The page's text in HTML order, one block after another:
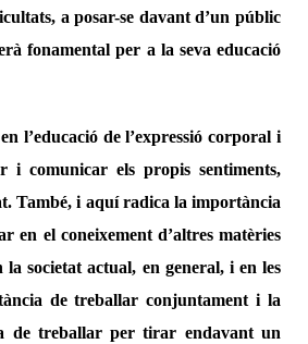
a posar-se davant d’un públic
fonamental per a la seva educació
l’educació de l’expressió corporal i
i comunicar els propis sentiments,
També, i aquí radica la importància
en el coneixement d’altres matèries
societat actual, en general, i en les
de treballar conjuntament i la
de treballar per tirar endavant un